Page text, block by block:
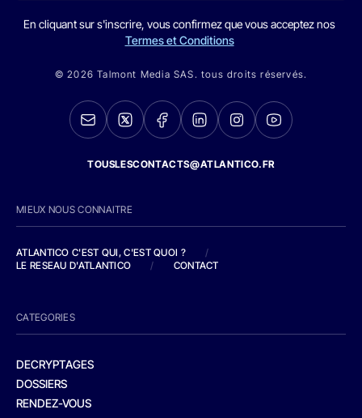
En cliquant sur s'inscrire, vous confirmez que vous acceptez nos
Termes et Conditions
© 2026 Talmont Media SAS. tous droits réservés.
TOUSLESCONTACTS@ATLANTICO.FR
MIEUX NOUS CONNAITRE
ATLANTICO C'EST QUI, C'EST QUOI ?
/
LE RESEAU D'ATLANTICO
/ CONTACT
CATEGORIES
DECRYPTAGES
DOSSIERS
RENDEZ-VOUS